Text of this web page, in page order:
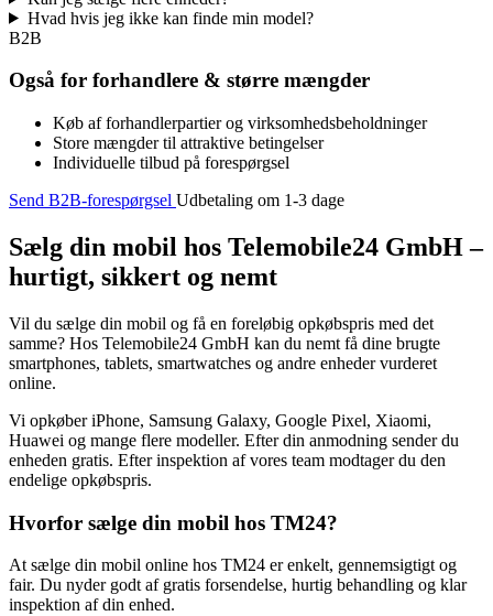
Hvad hvis jeg ikke kan finde min model?
B2B
Også for forhandlere & større mængder
Køb af forhandlerpartier og virksomhedsbeholdninger
Store mængder til attraktive betingelser
Individuelle tilbud på forespørgsel
Send B2B-forespørgsel Udbetaling om 1-3 dage
Sælg din mobil hos Telemobile24 GmbH –
hurtigt, sikkert og nemt
Vil du sælge din mobil og få en foreløbig opkøbspris med det
samme? Hos Telemobile24 GmbH kan du nemt få dine brugte
smartphones, tablets, smartwatches og andre enheder vurderet
online.
Vi opkøber iPhone, Samsung Galaxy, Google Pixel, Xiaomi,
Huawei og mange flere modeller. Efter din anmodning sender du
enheden gratis. Efter inspektion af vores team modtager du den
endelige opkøbspris.
Hvorfor sælge din mobil hos TM24?
At sælge din mobil online hos TM24 er enkelt, gennemsigtigt og
fair. Du nyder godt af gratis forsendelse, hurtig behandling og klar
inspektion af din enhed.